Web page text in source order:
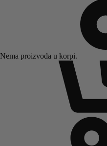
Nema proizvoda u korpi.